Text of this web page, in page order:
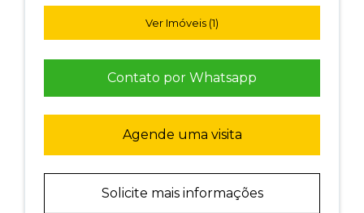
Ver Imóveis (1)
Contato por Whatsapp
Agende uma visita
Solicite mais informações